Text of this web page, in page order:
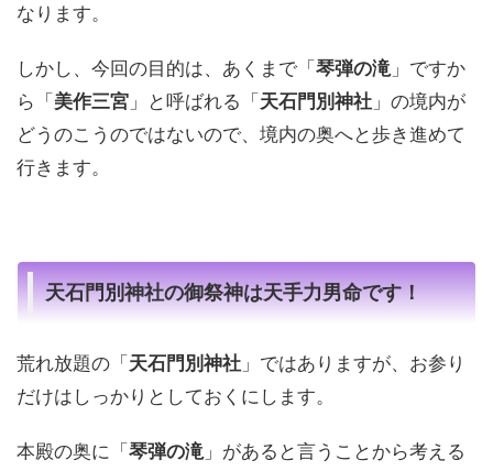
なります。
しかし、今回の目的は、あくまで「琴弾の滝 」ですか
ら「美作三宮 」と呼ばれる「天石門別神社 」の境内が
どうのこうのではないので、境内の奥へと歩き進めて
行きます。
天石門別神社の御祭神は天手力男命です！
荒れ放題の「天石門別神社 」ではありますが、お参り
だけはしっかりとしておくにします。
本殿の奥に「琴弾の滝 」があると言うことから考える